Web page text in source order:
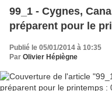
99_1 - Cygnes,
préparent pour le
Publié le 05/01/2014 à 10:35
Par Olivier Hépiègne